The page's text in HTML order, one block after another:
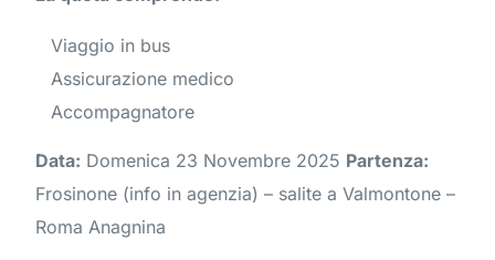
Viaggio in bus
Assicurazione medico
Accompagnatore
Data: Domenica 23 Novembre 2025 Partenza:
Frosinone (info in agenzia) – salite a Valmontone –
Roma Anagnina